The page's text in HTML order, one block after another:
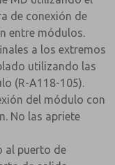
de conexión de
entre módulos.
a los extremos
utilizando las
(R-A118-105).
del módulo con
No las apriete
al puerto de